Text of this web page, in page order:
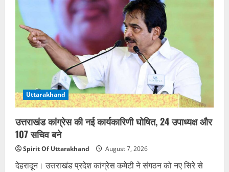
आज
हरिद्वार
उठाएंगे
कांवड़,
ऋषिकेश
तक
करेंगे
यात्रा
Uttarakhand
उत्तराखंड कांग्रेस की नई कार्यकारिणी घोषित, 24 उपाध्यक्ष और
107 सचिव बने
Spirit Of Uttarakhand August 7, 2026
देहरादून। उत्तराखंड प्रदेश कांग्रेस कमेटी ने संगठन को नए सिरे से